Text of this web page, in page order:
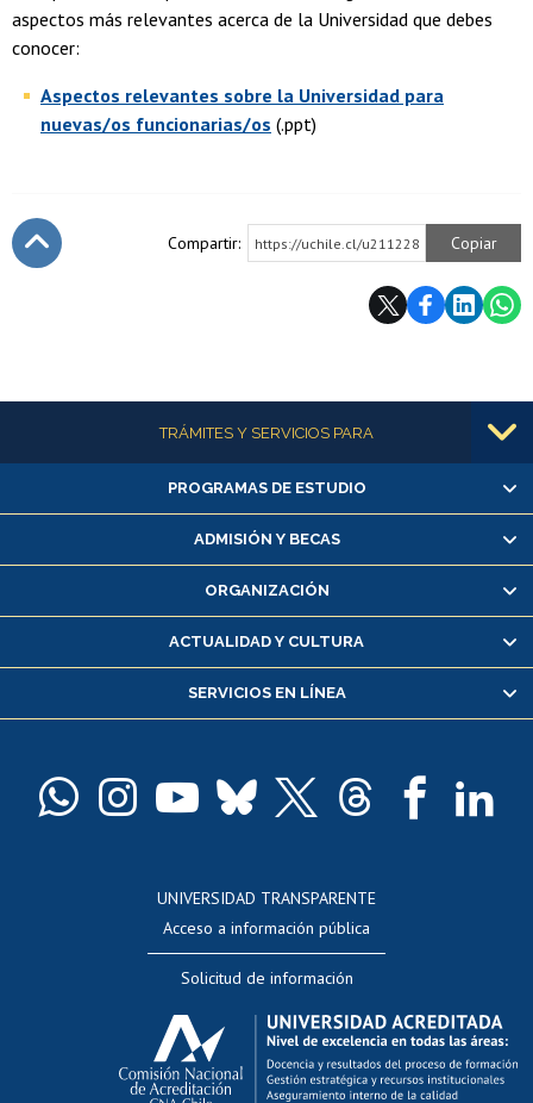
aspectos más relevantes acerca de la Universidad que debes
conocer:
Aspectos relevantes sobre la Universidad para
nuevas/os funcionarias/os (.ppt)
Compartir: https://uchile.cl/u211228 Copiar
Más informaciónTRÁMITES Y SERVICIOS PARA
Alumnas/os y exalumnas/os
Matrícula en línea
Inscripción y cambio de asignaturas
Consulta y certificado de notas
Servicio médico y dental
Pago de arancel y crédito alumnos
Docentes
Evaluación docente
Calificación académica
Postulación al AUCAI
Funcionarias/os
PROGRAMAS DE ESTUDIO
ADMISIÓN Y BECAS
ORGANIZACIÓN
ACTUALIDAD Y CULTURA
SERVICIOS EN LÍNEA
UNIVERSIDAD TRANSPARENTE
Acceso a información pública
Solicitud de información